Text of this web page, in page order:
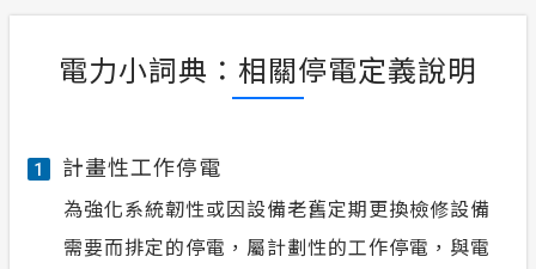
電力小詞典：相關停電定義說明
1 計畫性工作停電
為強化系統韌性或因設備老舊定期更換檢修設備
需要而排定的停電，屬計劃性的工作停電，與電